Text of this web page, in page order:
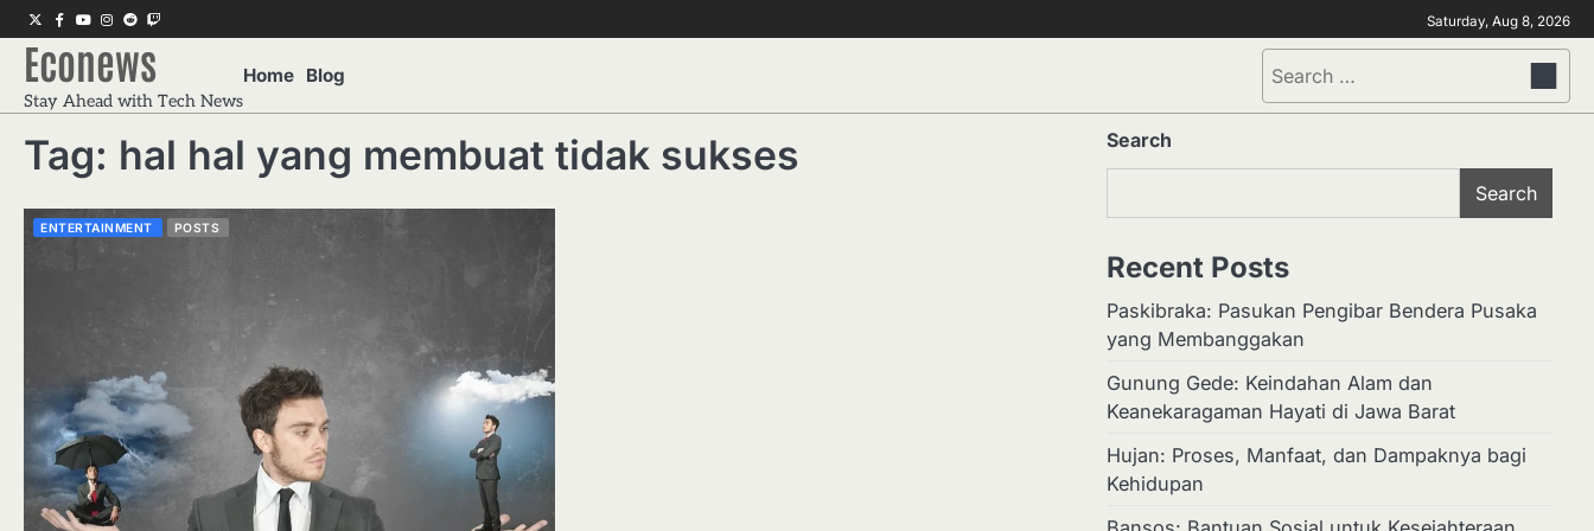
Skip
to
content
Twitter
Facebook
YoutubeInstagram
Reddit Saturday, Aug 8, 2026
Econews
Stay Ahead with Tech News
Home Blog
Search
for:
Tag: hal hal yang membuat tidak sukses
ENTERTAINMENT POSTS
Search
Search
Recent Posts
Paskibraka: Pasukan Pengibar Bendera Pusaka
yang Membanggakan
Gunung Gede: Keindahan Alam dan
Keanekaragaman Hayati di Jawa Barat
Hujan: Proses, Manfaat, dan Dampaknya bagi
Kehidupan